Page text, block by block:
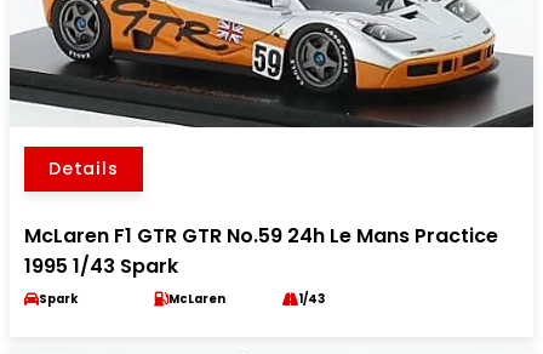
Details
McLaren F1 GTR GTR No.59 24h Le Mans Practice
1995 1/43 Spark
Spark McLaren 1/43